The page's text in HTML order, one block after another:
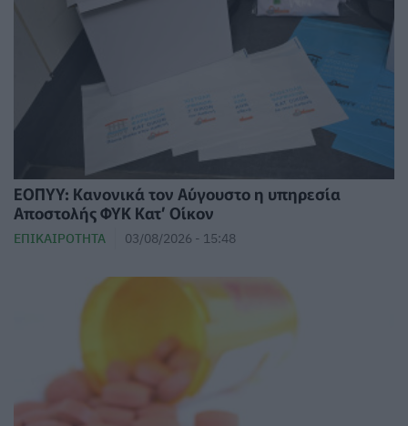
ΕΟΠΥΥ: Κανονικά τον Αύγουστο η υπηρεσία
Αποστολής ΦΥΚ Κατ’ Οίκον
ΕΠΙΚΑΙΡΌΤΗΤΑ 03/08/2026 - 15:48